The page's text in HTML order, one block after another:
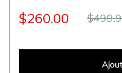
$260.00